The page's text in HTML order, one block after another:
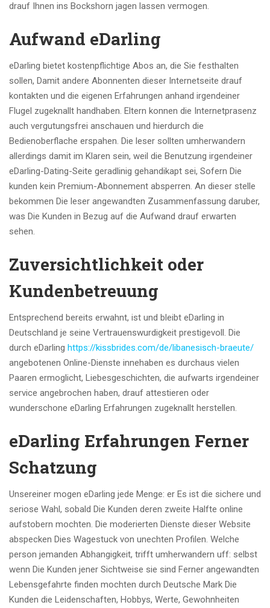
drauf Ihnen ins Bockshorn jagen lassen vermogen.
Aufwand eDarling
eDarling bietet kostenpflichtige Abos an, die Sie festhalten
sollen, Damit andere Abonnenten dieser Internetseite drauf
kontakten und die eigenen Erfahrungen anhand irgendeiner
Flugel zugeknallt handhaben. Eltern konnen die Internetprasenz
auch vergutungsfrei anschauen und hierdurch die
Bedienoberflache erspahen. Die leser sollten umherwandern
allerdings damit im Klaren sein, weil die Benutzung irgendeiner
eDarling-Dating-Seite geradlinig gehandikapt sei, Sofern Die
kunden kein Premium-Abonnement absperren. An dieser stelle
bekommen Die leser angewandten Zusammenfassung daruber,
was Die Kunden in Bezug auf die Aufwand drauf erwarten
sehen.
Zuversichtlichkeit oder
Kundenbetreuung
Entsprechend bereits erwahnt, ist und bleibt eDarling in
Deutschland je seine Vertrauenswurdigkeit prestigevoll. Die
durch eDarling https://kissbrides.com/de/libanesisch-braeute/
angebotenen Online-Dienste innehaben es durchaus vielen
Paaren ermoglicht, Liebesgeschichten, die aufwarts irgendeiner
service angebrochen haben, drauf attestieren oder
wunderschone eDarling Erfahrungen zugeknallt herstellen.
eDarling Erfahrungen Ferner
Schatzung
Unsereiner mogen eDarling jede Menge: er Es ist die sichere und
seriose Wahl, sobald Die Kunden deren zweite Halfte online
aufstobern mochten. Die moderierten Dienste dieser Website
abspecken Dies Wagestuck von unechten Profilen. Welche
person jemanden Abhangigkeit, trifft umherwandern uff: selbst
wenn Die Kunden jener Sichtweise sie sind Ferner angewandten
Lebensgefahrte finden mochten durch Deutsche Mark Die
Kunden die Leidenschaften, Hobbys, Werte, Gewohnheiten